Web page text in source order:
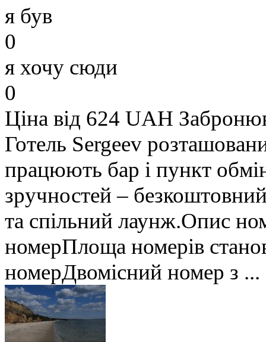
я був
0
я хочу сюди
0
Ціна від 624 UAH
Готель Sergeev
працюють бар і пункт
зручностей –
та спільний лаунж.Опис
номерПлоща номерів
номерДвомісний номер з ...